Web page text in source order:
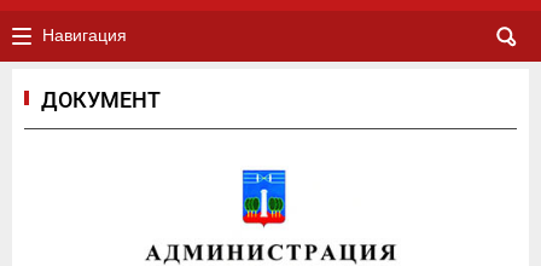
Навигация
ДОКУМЕНТ